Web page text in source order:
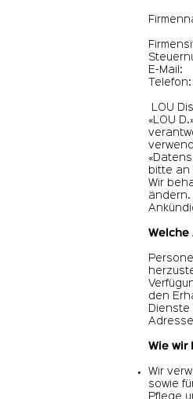
E-
LOU
«LOU
bitte an
Wir
ändern.
Welche
den
Wie wir
Wir
sowie
Pflege